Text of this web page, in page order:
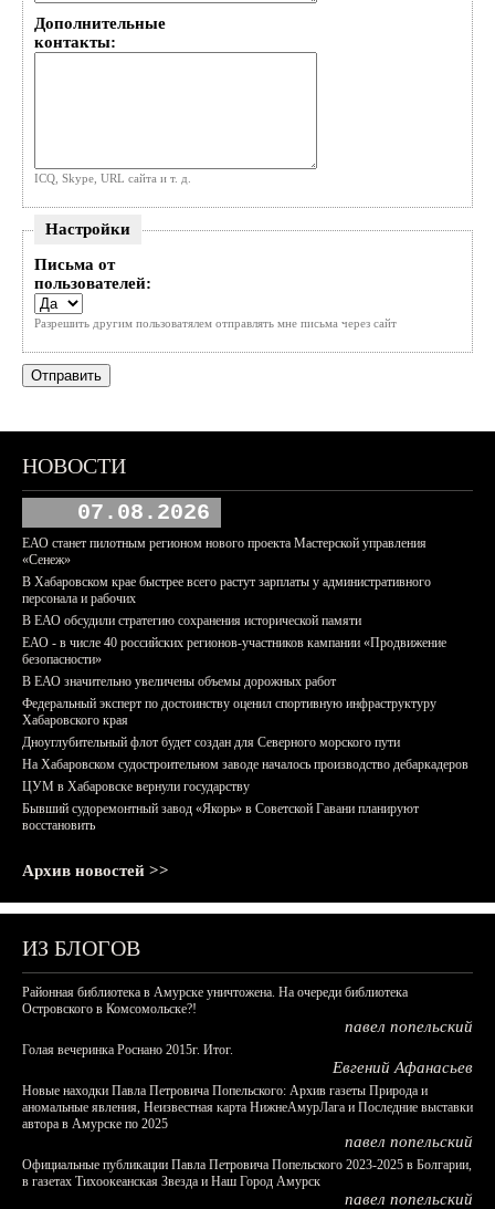
Дополнительные
контакты:
ICQ, Skype, URL сайта и т. д.
Настройки
Письма от
пользователей:
Разрешить другим пользоватялем отправлять мне письма через сайт
НОВОСТИ
07.08.2026
ЕАО станет пилотным регионом нового проекта Мастерской управления
«Сенеж»
В Хабаровском крае быстрее всего растут зарплаты у административного
персонала и рабочих
В ЕАО обсудили стратегию сохранения исторической памяти
ЕАО - в числе 40 российских регионов-участников кампании «Продвижение
безопасности»
В ЕАО значительно увеличены объемы дорожных работ
Федеральный эксперт по достоинству оценил спортивную инфраструктуру
Хабаровского края
Дноуглубительный флот будет создан для Северного морского пути
На Хабаровском судостроительном заводе началось производство дебаркадеров
ЦУМ в Хабаровске вернули государству
Бывший судоремонтный завод «Якорь» в Советской Гавани планируют
восстановить
Архив новостей >>
ИЗ БЛОГОВ
Районная библиотека в Амурске уничтожена. На очереди библиотека
Островского в Комсомольске?!
павел попельский
Голая вечеринка Роснано 2015г. Итог.
Евгений Афанасьев
Новые находки Павла Петровича Попельского: Архив газеты Природа и
аномальные явления, Неизвестная карта НижнеАмурЛага и Последние выставки
автора в Амурске по 2025
павел попельский
Официальные публикации Павла Петровича Попельского 2023-2025 в Болгарии,
в газетах Тихоокеанская Звезда и Наш Город Амурск
павел попельский